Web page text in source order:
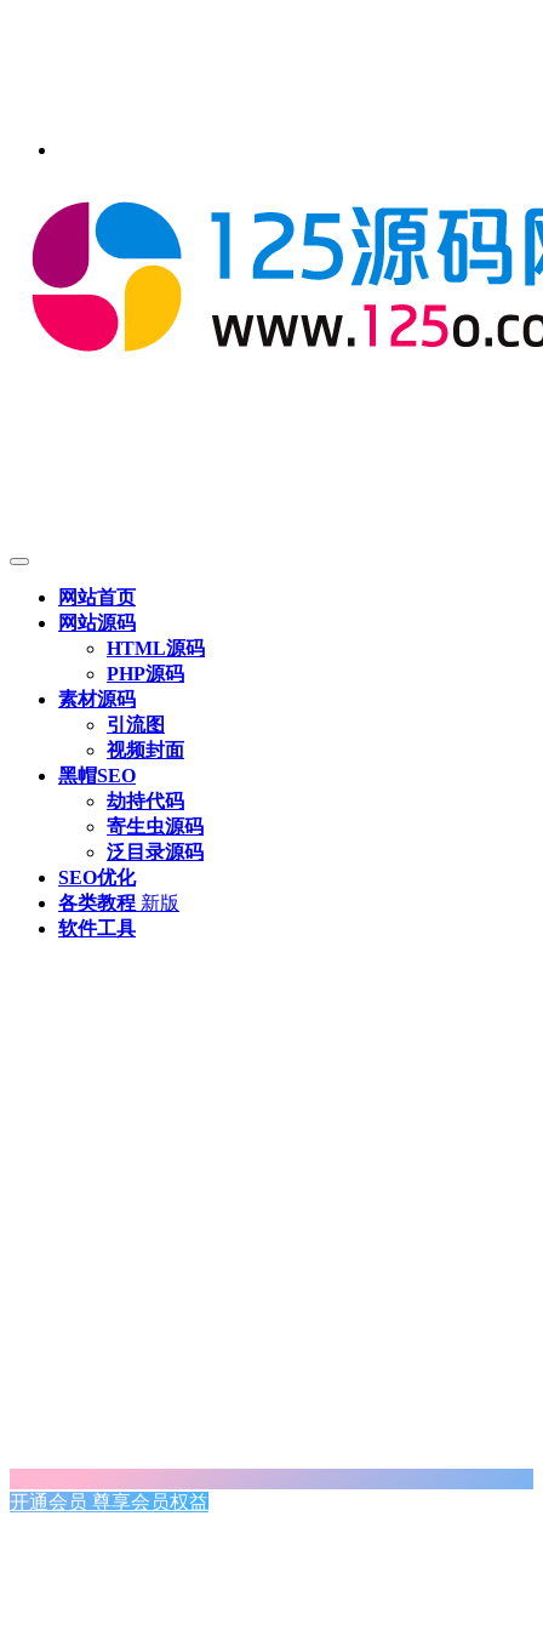
网站首页
网站源码
HTML源码
PHP源码
素材源码
引流图
视频封面
黑帽SEO
劫持代码
寄生虫源码
泛目录源码
SEO优化
各类教程 新版
软件工具
开通会员 尊享会员权益